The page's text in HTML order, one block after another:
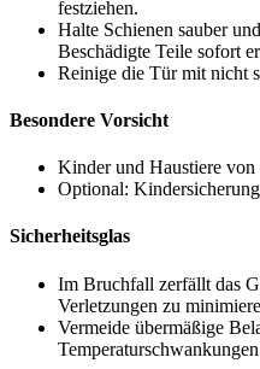
festziehen.
Halte Schienen sauber
Beschädigte Teile sofort
Reinige die Tür mit nicht
Besondere Vorsicht
Kinder und Haustiere von
Optional:
Sicherheitsglas
Im Bruchfall zerfällt das
Verletzungen zu
Vermeide übermäßige